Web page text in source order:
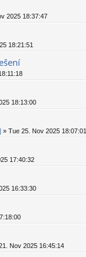
2025 18:37:47
18:21:51
18:13:00
» Tue 25. Nov 2025 18:07:01
17:40:32
16:33:30
Nov 2025 16:45:14